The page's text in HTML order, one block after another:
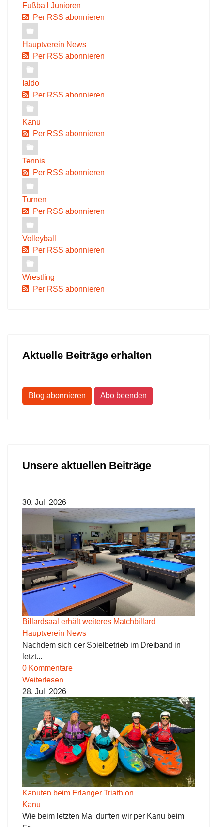
Fußball Junioren
Per RSS abonnieren
Hauptverein News
Per RSS abonnieren
Iaido
Per RSS abonnieren
Kanu
Per RSS abonnieren
Tennis
Per RSS abonnieren
Turnen
Per RSS abonnieren
Volleyball
Per RSS abonnieren
Wrestling
Per RSS abonnieren
Aktuelle Beiträge erhalten
Blog abonnieren Abo beenden
Unsere aktuellen Beiträge
30. Juli 2026
Billardsaal erhält weiteres Matchbillard
Hauptverein News
Nachdem sich der Spielbetrieb im Dreiband in
letzt...
0 Kommentare
Weiterlesen
28. Juli 2026
Kanuten beim Erlanger Triathlon
Kanu
Wie beim letzten Mal durften wir per Kanu beim